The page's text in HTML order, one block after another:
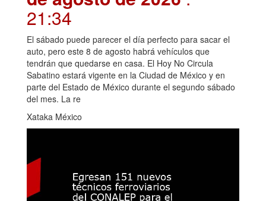
21:34
El sábado puede parecer el día perfecto para sacar el
auto, pero este 8 de agosto habrá vehículos que
tendrán que quedarse en casa. El Hoy No Circula
Sabatino estará vigente en la Ciudad de México y en
parte del Estado de México durante el segundo sábado
del mes. La re
Xataka México